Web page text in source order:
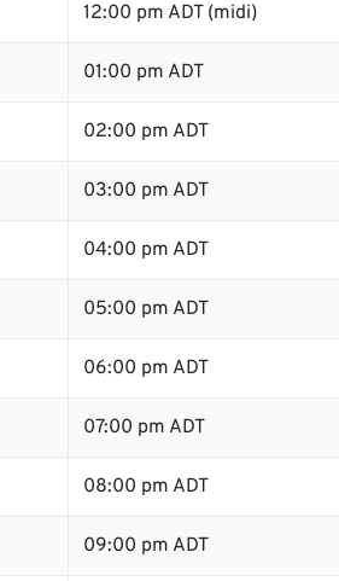
12:00 pm ADT (midi)
01:00 pm ADT
02:00 pm ADT
03:00 pm ADT
04:00 pm ADT
05:00 pm ADT
06:00 pm ADT
07:00 pm ADT
08:00 pm ADT
09:00 pm ADT